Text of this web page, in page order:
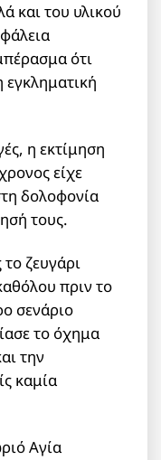
και του υλικού
ότι
εγκληματική
η εκτίμηση
είχε
δολοφονία
τους.
ζευγάρι
πριν το
σενάριο
το όχημα
την
καμία
Αγία